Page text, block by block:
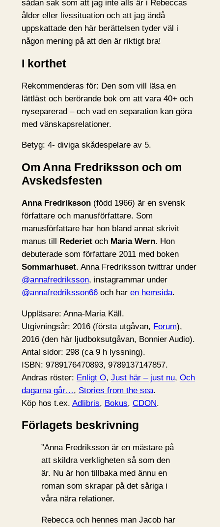
sådan sak som att jag inte alls är i Rebeccas
ålder eller livssituation och att jag ändå
uppskattade den här berättelsen tyder väl i
någon mening på att den är riktigt bra!
I korthet
Rekommenderas för: Den som vill läsa en
lättläst och berörande bok om att vara 40+ och
nyseparerad – och vad en separation kan göra
med vänskapsrelationer.
Betyg: 4- diviga skådespelare av 5.
Om Anna Fredriksson och om
Avskedsfesten
Anna Fredriksson(född 1966) är en svensk
författare och manusförfattare. Som
manusförfattare har hon bland annat skrivit
manus till RederietochMaria Wern. Hon
debuterade som författare 2011 med boken
Sommarhuset. Anna Fredriksson twittrar under
@annafredriksson, instagrammar under
@annafredriksson66och har en hemsida.
Uppläsare: Anna-Maria Käll.
Utgivningsår: 2016 (första utgåvan, Forum),
2016 (den här ljudboksutgåvan, Bonnier Audio).
Antal sidor: 298 (ca 9 h lyssning).
ISBN: 9789176470893, 9789137147857.
Andras röster: Enligt O, Just här – just nu, Och
dagarna går…, Stories from the sea.
Köp hos t.ex. Adlibris, Bokus, CDON.
Förlagets beskrivning
”Anna Fredriksson är en mästare på
att skildra verkligheten så som den
är. Nu är hon tillbaka med ännu en
roman som skrapar på det såriga i
våra nära relationer.
Rebecca och hennes man Jacob har